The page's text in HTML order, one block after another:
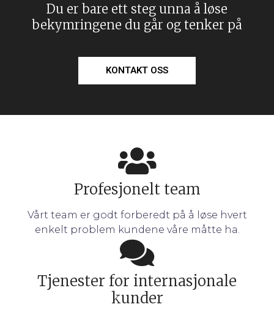
Du er bare ett steg unna å løse
bekymringene du går og tenker på
KONTAKT OSS
Profesjonelt team
Vårt team er godt forberedt på å løse hvert
enkelt problem kundene våre måtte ha.
Tjenester for internasjonale
kunder